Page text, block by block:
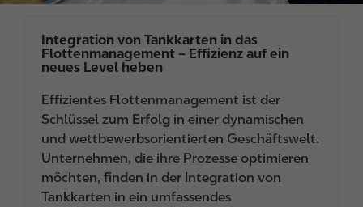
Integration von Tankkarten in das
Flottenmanagement – Effizienz auf ein
neues Level heben
Effizientes Flottenmanagement ist der
Schlüssel zum Erfolg in einer dynamischen
und wettbewerbsorientierten Geschäftswelt.
Unternehmen, die ihre Prozesse optimieren
möchten, finden in der Integration von
Tankkarten in ein umfassendes